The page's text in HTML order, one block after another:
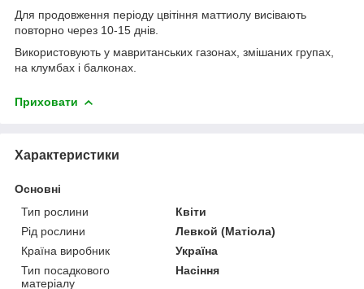
Для продовження періоду цвітіння маттиолу висівають
повторно через 10-15 днів.
Використовують у мавританських газонах, змішаних групах,
на клумбах і балконах.
Приховати
Характеристики
Основні
Тип рослини
Квіти
Рід рослини
Левкой (Матіола)
Країна виробник
Україна
Тип посадкового
матеріалу
Насіння